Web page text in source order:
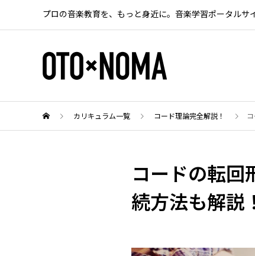
プロの音楽教育を、もっと身近に。音楽学習ポータルサ
カリキュラム一覧 コード理論完全解説！
コードの転回
続方法も解説